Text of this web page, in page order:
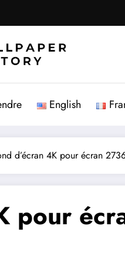
English
d’écran 4K pour écran
pour